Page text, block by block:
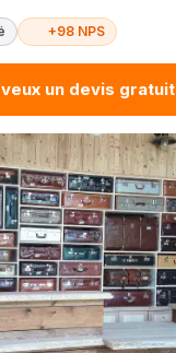
+98 NPS
un devis gratuit